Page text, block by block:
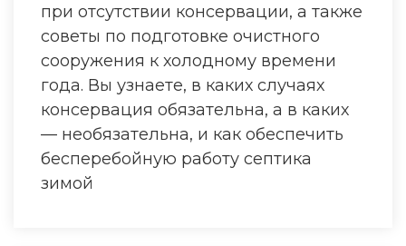
при отсутствии консервации, а также
советы по подготовке очистного
сооружения к холодному времени
года. Вы узнаете, в каких случаях
консервация обязательна, а в каких
— необязательна, и как обеспечить
бесперебойную работу септика
зимой